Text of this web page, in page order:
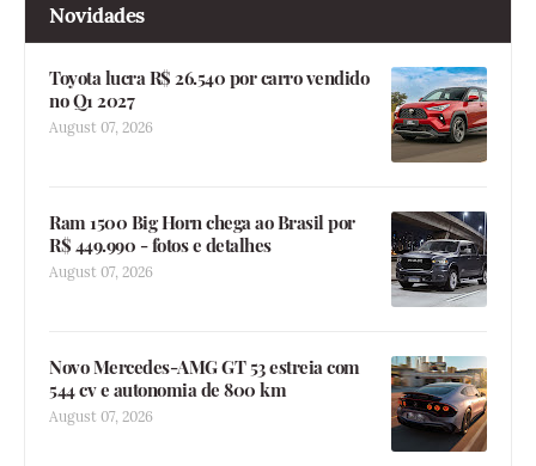
Novidades
Toyota lucra R$ 26.540 por carro vendido
no Q1 2027
August 07, 2026
Ram 1500 Big Horn chega ao Brasil por
R$ 449.990 - fotos e detalhes
August 07, 2026
Novo Mercedes-AMG GT 53 estreia com
544 cv e autonomia de 800 km
August 07, 2026